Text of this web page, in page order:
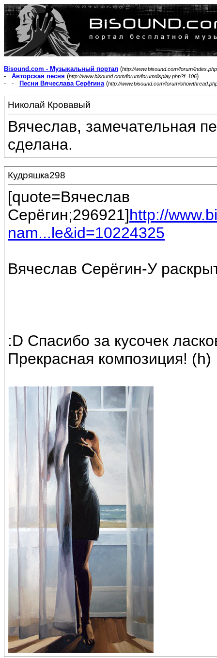
Bisound.com - Музыкальный портал (http://www.bisound.com/forum/index.php
- Авторская песня (http://www.bisound.com/forum/forumdisplay.php?f=106)
- -
Песни Вячеслава Серёгина(http://www.bisound.com/forum/
Николай Кровавый
Вячеслав, замечательная
сделана.
Кудряшка298
[quote=Вячеслав
Серёгин;296921]http://
nam...le&id=10224325
Вячеслав Серёгин-У
:D Спасибо за кусочек
Прекрасная композиция! (h)